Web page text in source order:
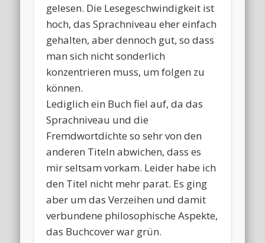
gelesen. Die Lesegeschwindigkeit ist
hoch, das Sprachniveau eher einfach
gehalten, aber dennoch gut, so dass
man sich nicht sonderlich
konzentrieren muss, um folgen zu
können.
Lediglich ein Buch fiel auf, da das
Sprachniveau und die
Fremdwortdichte so sehr von den
anderen Titeln abwichen, dass es
mir seltsam vorkam. Leider habe ich
den Titel nicht mehr parat. Es ging
aber um das Verzeihen und damit
verbundene philosophische Aspekte,
das Buchcover war grün.